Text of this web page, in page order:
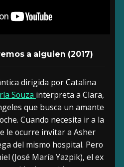
a alguien (2017)
dirigida por Catalina
Souza interpreta a Clara,
que busca un amante
Cuando necesita ir a la
le ocurre invitar a Asher
del mismo hospital. Pero
(José María Yazpik), el ex